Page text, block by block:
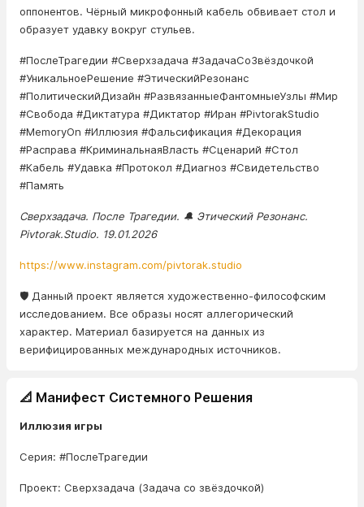
оппонентов. Чёрный микрофонный кабель обвивает стол и
образует удавку вокруг стульев.
#ПослеТрагедии #Сверхзадача #ЗадачаСоЗвёздочкой
#УникальноеРешение #ЭтическийРезонанс
#ПолитическийДизайн #РазвязанныеФантомныеУзлы #Мир
#Свобода #Диктатура #Диктатор #Иран #PivtorakStudio
#MemoryOn #Иллюзия #Фальсификация #Декорация
#Расправа #КриминальнаяВласть #Сценарий #Стол
#Кабель #Удавка #Протокол #Диагноз #Свидетельство
#Память
Сверхзадача. После Трагедии. 🔔 Этический Резонанс.
Pivtorak.Studio. 19.01.2026
https://www.instagram.com/pivtorak.studio
🛡️ Данный проект является художественно-философским
исследованием. Все образы носят аллегорический
характер. Материал базируется на данных из
верифицированных международных источников.
📐 Манифест Системного Решения
Иллюзия игры
Серия: #ПослеТрагедии
Проект: Сверхзадача (Задача со звёздочкой)